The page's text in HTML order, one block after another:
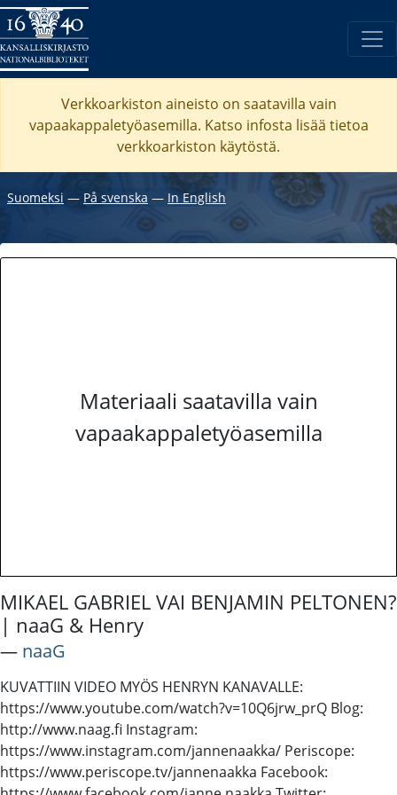
Verkkoarkiston aineisto on saatavilla vain
vapaakappaletyöasemilla. Katso infosta lisää tietoa
verkkoarkiston käytöstä.
Suomeksi ― På svenska ― In English
Materiaali saatavilla vain
vapaakappaletyöasemilla
MIKAEL GABRIEL VAI BENJAMIN PELTONEN?
| naaG & Henry
― naaG
KUVATTIIN VIDEO MYÖS HENRYN KANAVALLE:
https://www.youtube.com/watch?v=10Q6jrw_prQ Blog:
http://www.naag.fi Instagram:
https://www.instagram.com/jannenaakka/ Periscope:
https://www.periscope.tv/jannenaakka Facebook: